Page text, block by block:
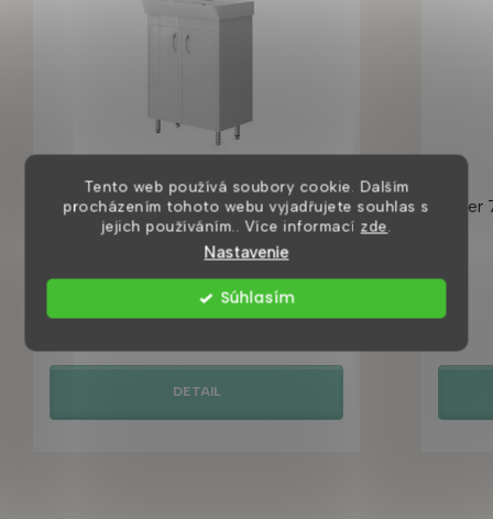
Tento web používá soubory cookie. Dalším
procházením tohoto webu vyjadřujete souhlas s
jejich používáním.. Více informací zde
Nastavenie
Súhlasím
Trinity White 60 koupelnová skříňka
s umyvadlem
Skladem ihned k odeslání
6 490 Kč
DETAIL